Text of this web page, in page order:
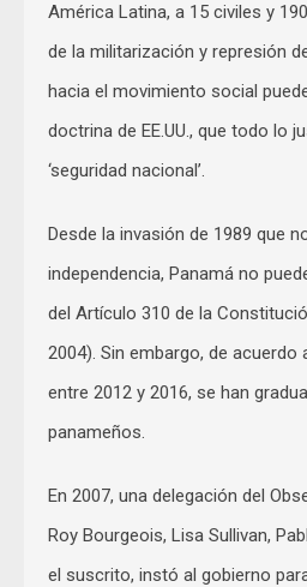
América Latina, a 15 civiles y
de la militarización y represión
hacia el movimiento social
doctrina de EE.UU., que todo lo
‘seguridad nacional’.
Desde la invasión de 1989 que
independencia, Panamá no
del Artículo 310 de la
2004). Sin embargo, de acuerdo
entre 2012 y 2016, se han
panameños.
En 2007, una delegación del
Roy Bourgeois, Lisa Sullivan,
el suscrito, instó al gobierno